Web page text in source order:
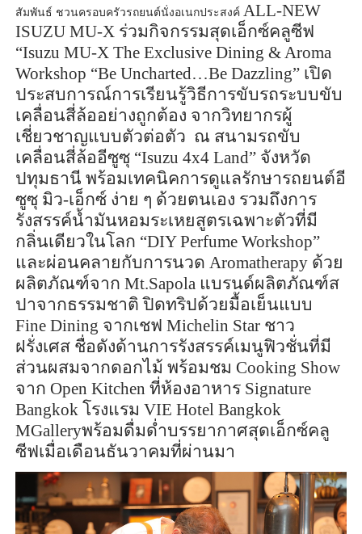
สัมพันธ์ ชวนครอบครัวรถยนต์นั่งอเนกประสงค์ ALL-NEW
ISUZU MU-X ร่วมกิจกรรมสุดเอ็กซ์คลูซีฟ
“Isuzu MU-X The Exclusive Dining & Aroma
Workshop “Be Uncharted…Be Dazzling” เปิด
ประสบการณ์การเรียนรู้วิธีการขับรถระบบขับ
เคลื่อนสี่ล้ออย่างถูกต้อง จากวิทยากรผู้
เชี่ยวชาญแบบตัวต่อตัว ณ สนามรถขับ
เคลื่อนสี่ล้ออีซูซุ “Isuzu 4x4Land” จังหวัด
ปทุมธานี พร้อมเทคนิคการดูแลรักษารถยนต์อี
ซูซุ มิว-เอ็กซ์ ง่าย ๆ ด้วยตนเอง รวมถึงการ
รังสรรค์น้ำมันหอมระเหยสูตรเฉพาะตัวที่มี
กลิ่นเดียวในโลก “DIY Perfume Workshop”
และผ่อนคลายกับการนวด Aromatherapy ด้วย
ผลิตภัณฑ์จาก Mt.Sapola แบรนด์ผลิตภัณฑ์ส
ปาจากธรรมชาติ ปิดทริปด้วยมื้อเย็นแบบ
Fine Dining จากเชฟ Michelin Star ชาว
ฝรั่งเศส ชื่อดังด้านการรังสรรค์เมนูฟิวชั่นที่มี
ส่วนผสมจากดอกไม้ พร้อมชม Cooking Show
จาก Open Kitchen ที่ห้องอาหาร Signature
Bangkokโรงแรม VIE Hotel Bangkok
MGalleryพร้อมดื่มด่ำบรรยากาศสุดเอ็กซ์คลู
ซีฟเมื่อเดือนธันวาคมที่ผ่านมา